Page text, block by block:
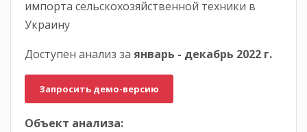
импорта сельскохозяйственной техники в
Украину
Доступен анализ за январь - декабрь 2022 г.
Запросить демо-версию
Объект анализа: